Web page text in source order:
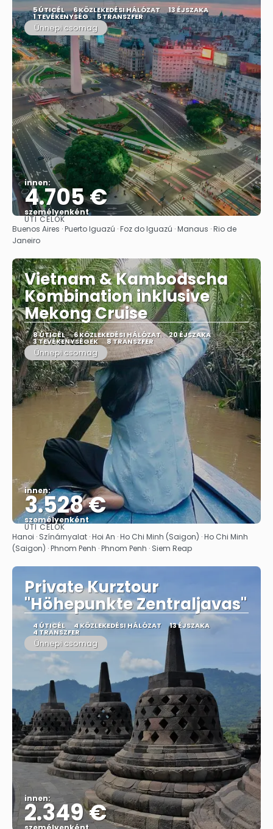
5 ÚTICÉL 6 KÖZLEKEDÉSI HÁLÓZAT 13 ÉJSZAKA
1 TEVÉKENYSÉG 5 TRANSZFER
Ünnepi csomag
innen:
4.705 €
személyenként
Megnézem
ÚTI CÉLOK
Buenos Aires · Puerto Iguazú · Foz do Iguazú · Manaus · Rio de
Janeiro
Vietnam & Kambodscha
Kombination inklusive
Mekong Cruise
8 ÚTICÉL 6 KÖZLEKEDÉSI HÁLÓZAT 20 ÉJSZAKA
3 TEVÉKENYSÉGEK 8 TRANSZFER
Ünnepi csomag
innen:
3.528 €
személyenként
Megnézem
ÚTI CÉLOK
Hanoi · Színárnyalat · Hoi An · Ho Chi Minh (Saigon) · Ho Chi Minh
(Saigon) · Phnom Penh · Phnom Penh · Siem Reap
Private Kurztour
"Höhepunkte Zentraljavas"
4 ÚTICÉL 4 KÖZLEKEDÉSI HÁLÓZAT 13 ÉJSZAKA
4 TRANSZFER
Ünnepi csomag
innen:
2.349 €